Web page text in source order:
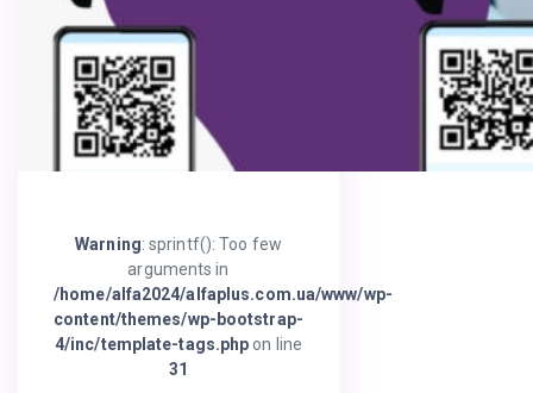
Warning: sprintf(): Too few
arguments in
/home/alfa2024/alfaplus.com.ua/www/wp-
content/themes/wp-bootstrap-
4/inc/template-tags.php on line
31